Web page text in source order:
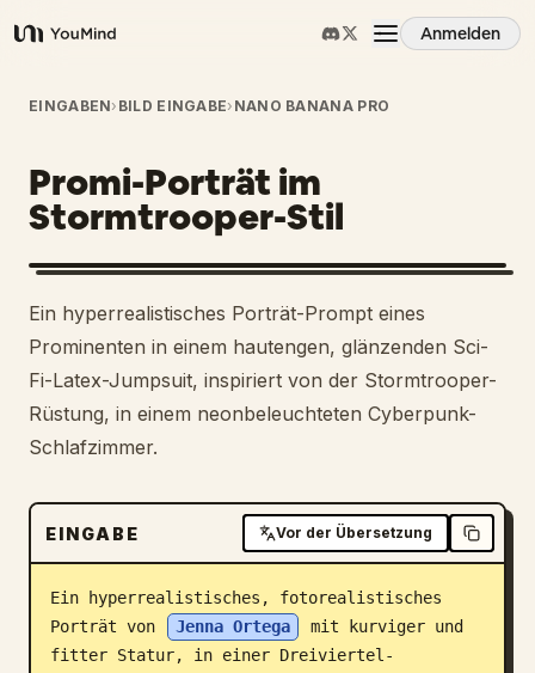
YouMind
Anmelden
Übersicht
Anwendungsfälle
Fähigkeiten
Prompts
Preise
Blog
Updates
EINGABEN› BILD EINGABE› NANO BANANA PRO
Promi-Porträt im
Stormtrooper-Stil
Ein hyperrealistisches Porträt-Prompt eines
Prominenten in einem hautengen, glänzenden Sci-
Fi-Latex-Jumpsuit, inspiriert von der Stormtrooper-
Rüstung, in einem neonbeleuchteten Cyberpunk-
Schlafzimmer.
EINGABE Vor der Übersetzung
Ein hyperrealistisches, fotorealistisches
Porträt von
Jenna Ortega
mit kurviger und
fitter Statur, in einer Dreiviertel-